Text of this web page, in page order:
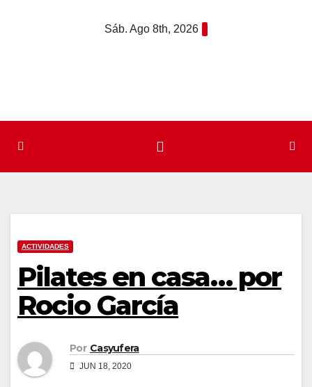
Sáb. Ago 8th, 2026
ACTIVIDADES
Pilates en casa… por
Rocio García
Por Casyufera
JUN 18, 2020